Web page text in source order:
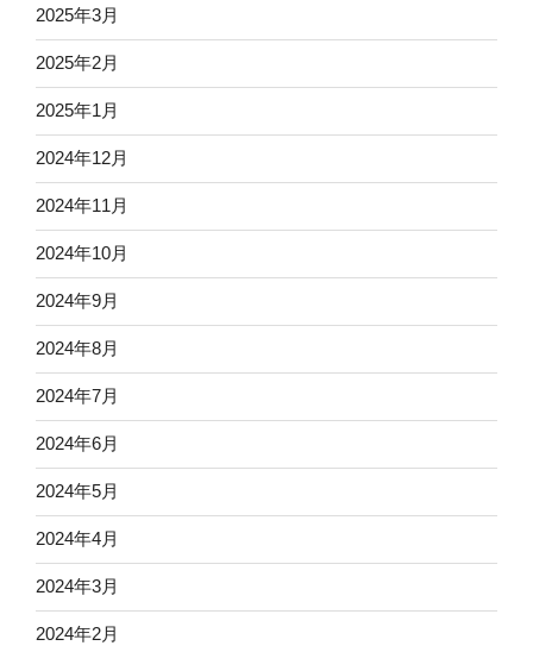
2025年3月
2025年2月
2025年1月
2024年12月
2024年11月
2024年10月
2024年9月
2024年8月
2024年7月
2024年6月
2024年5月
2024年4月
2024年3月
2024年2月